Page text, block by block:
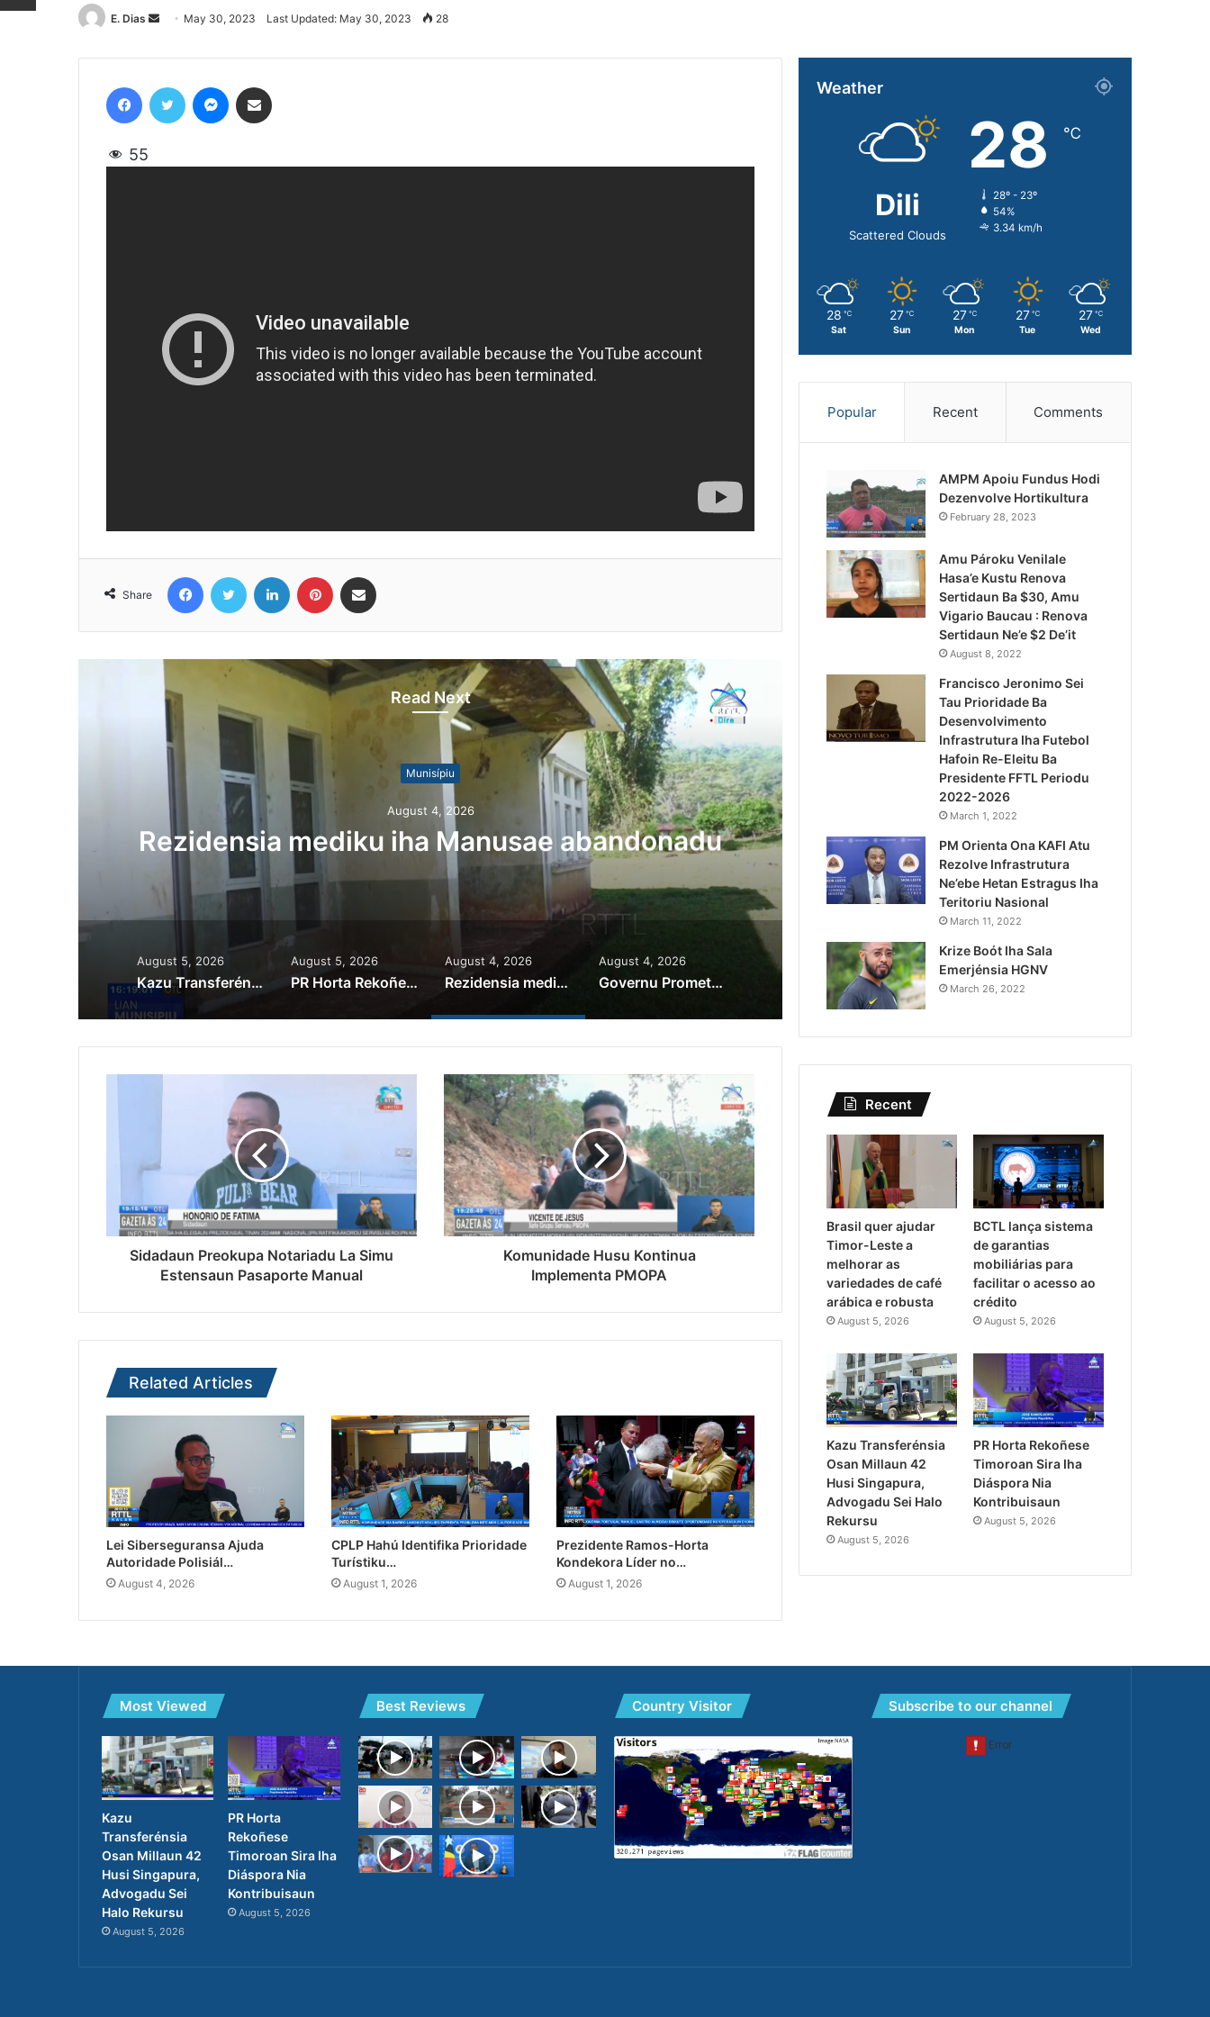
E. Dias
Send
email
May 30, 2023 Last Updated: May 30, 2023 28
55
Share
Read Next
Munisípiu
August 4, 2026
Rezidensia mediku iha Manusae abandonadu
Governu Promete Tau
Minerais no Setór
August 5, 2026
Kazu Transferénsia Osan Millaun 42 Husi Singapura, Advogadu Sei Halo Rekursu
August 5, 2026
PR Horta Rekoñese Timoroan Sira Iha Diáspora Nia Kontribuisaun
August 4, 2026
Rezidensia mediku iha Manusae abandonadu
August 4, 2026
Governu Promete Tau Prioridade ba Setór Minerais no Setór Produtivu
Sidadaun Preokupa Notariadu La Simu
Estensaun Pasaporte Manual
Komunidade Husu Kontinua
Implementa PMOPA
Related Articles
Lei Siberseguransa Ajuda
Autoridade Polisiál…
August 4, 2026
CPLP Hahú Identifika Prioridade
Turístiku…
August 1, 2026
Prezidente Ramos-Horta
Kondekora Líder no…
August 1, 2026
Weather
Dili
Scattered Clouds
28 ℃
28º - 23º
54%
3.34 km/h
28 ℃
Sat
27 ℃
Sun
27 ℃
Mon
27 ℃
Tue
27 ℃
Wed
Popular Recent Comments
AMPM Apoiu Fundus Hodi
Dezenvolve Hortikultura
February 28, 2023
Amu Pároku Venilale
Hasa’e Kustu Renova
Sertidaun Ba $30, Amu
Vigario Baucau : Renova
Sertidaun Ne’e $2 De’it
August 8, 2022
Francisco Jeronimo Sei
Tau Prioridade Ba
Desenvolvimento
Infrastrutura Iha Futebol
Hafoin Re-Eleitu Ba
Presidente FFTL Periodu
2022-2026
March 1, 2022
PM Orienta Ona KAFI Atu
Rezolve Infrastrutura
Ne’ebe Hetan Estragus Iha
Teritoriu Nasional
March 11, 2022
Krize Boót Iha Sala
Emerjénsia HGNV
March 26, 2022
Recent
Brasil quer ajudar
Timor-Leste a
melhorar as
variedades de café
arábica e robusta
August 5, 2026
BCTL lança sistema
de garantias
mobiliárias para
facilitar o acesso ao
crédito
August 5, 2026
Kazu Transferénsia
Osan Millaun 42
Husi Singapura,
Advogadu Sei Halo
Rekursu
August 5, 2026
PR Horta Rekoñese
Timoroan Sira Iha
Diáspora Nia
Kontribuisaun
August 5, 2026
Most Viewed
Kazu
Transferénsia
Osan Millaun 42
Husi Singapura,
Advogadu Sei
Halo Rekursu
August 5, 2026
PR Horta
Rekoñese
Timoroan Sira Iha
Diáspora Nia
Kontribuisaun
August 5, 2026
Best Reviews Country Visitor Subscribe to our channel